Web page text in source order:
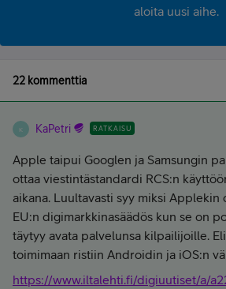
aloita uusi aihe.
22 kommenttia
K KaPetri RATKAISU
Apple taipui Googlen ja Samsungin
ottaa viestintästandardi RCS:n
aikana. Luultavasti syy miksi Applekin
EU:n digimarkkinasäädös kun se on
täytyy avata palvelunsa kilpailijoille.
toimimaan ristiin Androidin ja iOS:n
https://www.iltalehti.fi/digiuutiset/a/